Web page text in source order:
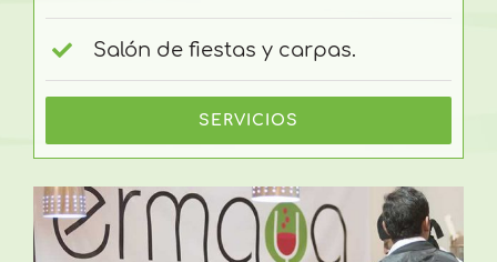
Salón de fiestas y carpas.
SERVICIOS